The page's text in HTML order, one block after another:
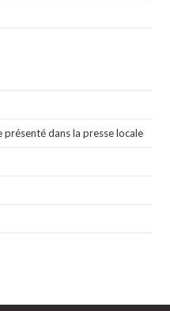
présenté dans la presse locale